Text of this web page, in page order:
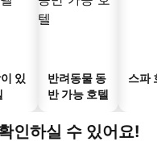
있
반려동물 동
반 가능 호텔
스파
인하실 수 있어요!